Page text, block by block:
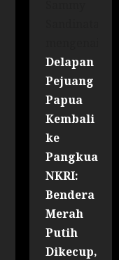
Delapan
Pejuang
Papua
Kembali
ke
Pangkuan
NKRI:
Bendera
Merah
Putih
Dikecup,